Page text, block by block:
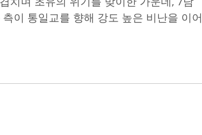
이 통일교를 향해 강도 높은 비난을 이어